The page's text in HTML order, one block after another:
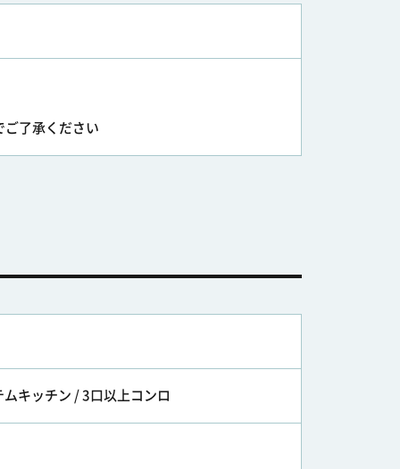
了承ください
キッチン / 3口以上コンロ